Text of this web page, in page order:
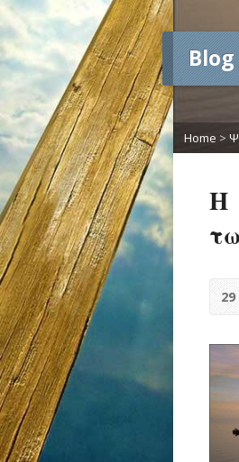
Blog
Home >
Η